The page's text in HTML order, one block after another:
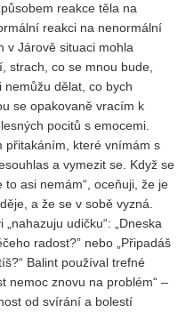
reakce těla na
reakci na nenormální
v Járově situaci mohla
strach, co se mnou bude,
dělat, co bych
se opakovaně vracím k
pocitů s emocemi.
přitakáním, které vnímám s
a vymezit se. Když se
to asi nemám“, oceňuji, že je
a že se v sobě vyzná.
udičku“: „Dneska
radost?” nebo „Připadáš
Balint používal trefné
nemoc znovu na problém“ –
od svírání a bolestí